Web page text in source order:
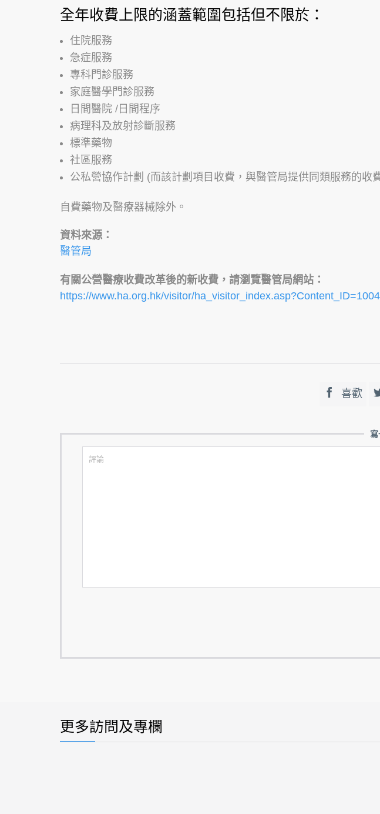
全年收費上限的涵蓋範圍包括但不限於：
住院服務
急症服務
專科門診服務
家庭醫學門診服務
日間醫院 /日間程序
病理科及放射診斷服務
標準藥物
社區服務
公私營協作計劃 (而該計劃項目收費，與醫管局提供同類服務的收
自費藥物及醫療器械除外。
資料來源：
醫管局
有關公營醫療收費改革後的新收費，請瀏覽醫管局網站：
https://www.ha.org.hk/visitor/
 喜歡
寫
更多訪問及專欄